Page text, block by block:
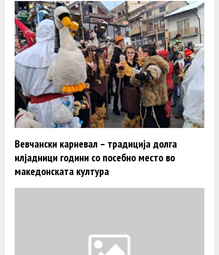
Вевчански карневал – традиција долга
илјадници години со посебно место во
македонската култура